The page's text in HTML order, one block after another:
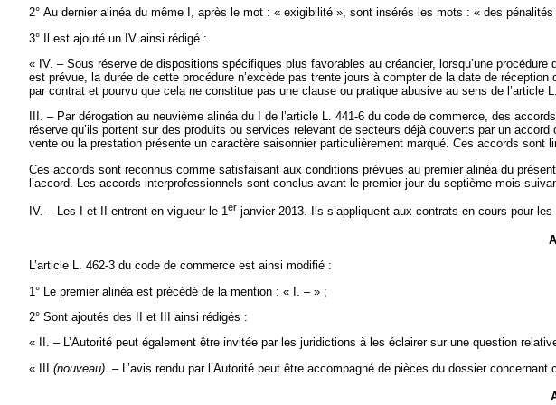
2° Au dernier alinéa du même I, après le mot : « exigibilité », sont insérés les mots : « des pénalités
3° Il est ajouté un IV ainsi rédigé :
« IV. – Sous réserve de dispositions spécifiques plus favorables au créancier, lorsqu’une
est prévue, la durée de cette procédure n’excède pas trente jours à compter de la date de
par contrat et pourvu que cela ne constitue pas une clause ou pratique abusive au sens de l’article
III. – Par dérogation au neuvième alinéa du I de l’article L. 441-6 du code de commerce, des
réserve qu’ils portent sur des produits ou services relevant de secteurs déjà couverts par un
vente ou la prestation présente un caractère saisonnier particulièrement marqué. Ces accords sont
Ces accords sont reconnus comme satisfaisant aux conditions prévues au premier alinéa du
l’accord. Les accords interprofessionnels sont conclus avant le premier jour du septième mois
IV. – Les I et II entrent en vigueur le 1er janvier 2013. Ils s’appliquent aux contrats en cours pour
L’article L. 462-3 du code de commerce est ainsi modifié :
1° Le premier alinéa est précédé de la mention : « I. – » ;
2° Sont ajoutés des II et III ainsi rédigés :
« II. – L’Autorité peut également être invitée par les juridictions à les éclairer sur une question
« III (nouveau). – L’avis rendu par l’Autorité peut être accompagné de pièces du dossier